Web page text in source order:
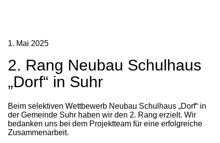
1. Mai 2025
2. Rang Neubau Schulhaus
„Dorf“ in Suhr
Beim selektiven Wettbewerb Neubau Schulhaus „Dorf“ in
der Gemeinde Suhr haben wir den 2. Rang erzielt. Wir
bedanken uns bei dem Projektteam für eine erfolgreiche
Zusammenarbeit.